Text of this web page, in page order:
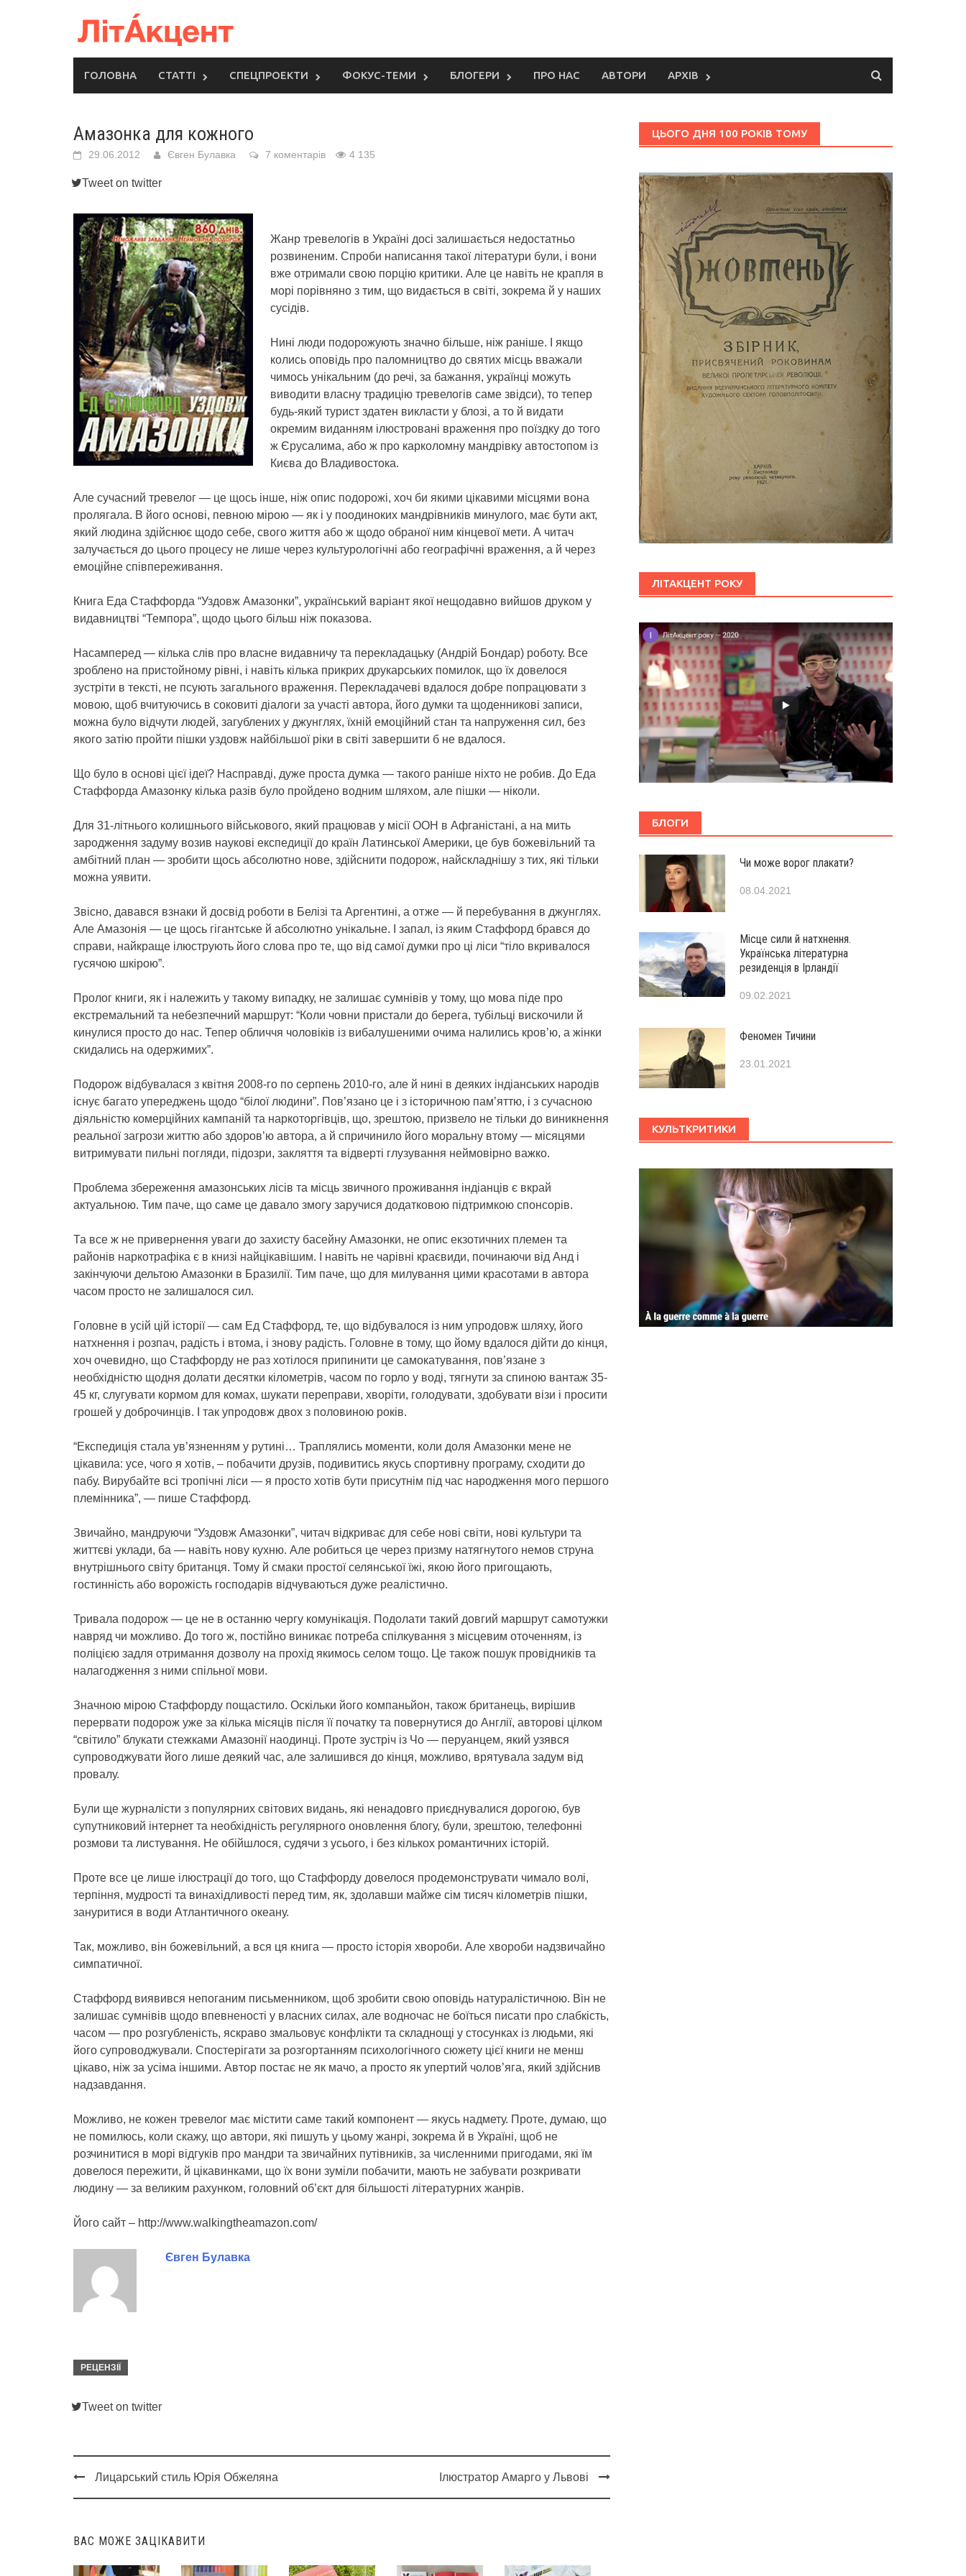
ГОЛОВНА СТАТТІ СПЕЦПРОЕКТИ ФОКУС-ТЕМИ БЛОГЕРИ ПРО НАС АВТОРИ АРХІВ
Амазонка для кожного
29.06.2012 Євген Булавка 7 коментарів 4 135
Tweet on twitter
Жанр тревелогів в Україні досі залишається недостатньо
розвиненим. Спроби написання такої літератури були, і вони
вже отримали свою порцію критики. Але це навіть не крапля в
морі порівняно з тим, що видається в світі, зокрема й у наших
сусідів.
Нині люди подорожують значно більше, ніж раніше. І якщо
колись оповідь про паломництво до святих місць вважали
чимось унікальним (до речі, за бажання, українці можуть
виводити власну традицію тревелогів саме звідси), то тепер
будь-який турист здатен викласти у блозі, а то й видати
окремим виданням ілюстровані враження про поїздку до того
ж Єрусалима, або ж про карколомну мандрівку автостопом із
Києва до Владивостока.
Але сучасний тревелог — це щось інше, ніж опис подорожі, хоч би якими цікавими місцями вона
пролягала. В його основі, певною мірою — як і у поодиноких мандрівників минулого, має бути акт,
який людина здійснює щодо себе, свого життя або ж щодо обраної ним кінцевої мети. А читач
залучається до цього процесу не лише через культурологічні або географічні враження, а й через
емоційне співпереживання.
Книга Еда Стаффорда “Уздовж Амазонки”, український варіант якої нещодавно вийшов друком у
видавництві “Темпора”, щодо цього більш ніж показова.
Насамперед — кілька слів про власне видавничу та перекладацьку (Андрій Бондар) роботу. Все
зроблено на пристойному рівні, і навіть кілька прикрих друкарських помилок, що їх довелося
зустріти в тексті, не псують загального враження. Перекладачеві вдалося добре попрацювати з
мовою, щоб вчитуючись в соковиті діалоги за участі автора, його думки та щоденникові записи,
можна було відчути людей, загублених у джунглях, їхній емоційний стан та напруження сил, без
якого затію пройти пішки уздовж найбільшої ріки в світі завершити б не вдалося.
Що було в основі цієї ідеї? Насправді, дуже проста думка — такого раніше ніхто не робив. До Еда
Стаффорда Амазонку кілька разів було пройдено водним шляхом, але пішки — ніколи.
Для 31-літнього колишнього військового, який працював у місії ООН в Афганістані, а на мить
зародження задуму возив наукові експедиції до країн Латинської Америки, це був божевільний та
амбітний план — зробити щось абсолютно нове, здійснити подорож, найскладнішу з тих, які тільки
можна уявити.
Звісно, давався взнаки й досвід роботи в Белізі та Аргентині, а отже — й перебування в джунглях.
Але Амазонія — це щось гігантське й абсолютно унікальне. І запал, із яким Стаффорд брався до
справи, найкраще ілюструють його слова про те, що від самої думки про ці ліси “тіло вкривалося
гусячою шкірою”.
Пролог книги, як і належить у такому випадку, не залишає сумнівів у тому, що мова піде про
екстремальний та небезпечний маршрут: “Коли човни пристали до берега, тубільці вискочили й
кинулися просто до нас. Тепер обличчя чоловіків із вибалушеними очима налились кров’ю, а жінки
скидались на одержимих”.
Подорож відбувалася з квітня 2008-го по серпень 2010-го, але й нині в деяких індіанських народів
існує багато упереджень щодо “білої людини”. Пов’язано це і з історичною пам’яттю, і з сучасною
діяльністю комерційних кампаній та наркоторгівців, що, зрештою, призвело не тільки до виникнення
реальної загрози життю або здоров’ю автора, а й спричинило його моральну втому — місяцями
витримувати пильні погляди, підозри, закляття та відверті глузування неймовірно важко.
Проблема збереження амазонських лісів та місць звичного проживання індіанців є вкрай
актуальною. Тим паче, що саме це давало змогу заручися додатковою підтримкою спонсорів.
Та все ж не привернення уваги до захисту басейну Амазонки, не опис екзотичних племен та
районів наркотрафіка є в книзі найцікавішим. І навіть не чарівні краєвиди, починаючи від Анд і
закінчуючи дельтою Амазонки в Бразилії. Тим паче, що для милування цими красотами в автора
часом просто не залишалося сил.
Головне в усій цій історії — сам Ед Стаффорд, те, що відбувалося із ним упродовж шляху, його
натхнення і розпач, радість і втома, і знову радість. Головне в тому, що йому вдалося дійти до кінця,
хоч очевидно, що Стаффорду не раз хотілося припинити це самокатування, пов’язане з
необхідністю щодня долати десятки кілометрів, часом по горло у воді, тягнути за спиною вантаж 35-
45 кг, слугувати кормом для комах, шукати переправи, хворіти, голодувати, здобувати візи і просити
грошей у доброчинців. І так упродовж двох з половиною років.
“Експедиція стала ув’язненням у рутині… Траплялись моменти, коли доля Амазонки мене не
цікавила: усе, чого я хотів, – побачити друзів, подивитись якусь спортивну програму, сходити до
пабу. Вирубайте всі тропічні ліси — я просто хотів бути присутнім під час народження мого першого
племінника”, — пише Стаффорд.
Звичайно, мандруючи “Уздовж Амазонки”, читач відкриває для себе нові світи, нові культури та
життєві уклади, ба — навіть нову кухню. Але робиться це через призму натягнутого немов струна
внутрішнього світу британця. Тому й смаки простої селянської їжі, якою його пригощають,
гостинність або ворожість господарів відчуваються дуже реалістично.
Тривала подорож — це не в останню чергу комунікація. Подолати такий довгий маршрут самотужки
навряд чи можливо. До того ж, постійно виникає потреба спілкування з місцевим оточенням, із
поліцією задля отримання дозволу на прохід якимось селом тощо. Це також пошук провідників та
налагодження з ними спільної мови.
Значною мірою Стаффорду пощастило. Оскільки його компаньйон, також британець, вирішив
перервати подорож уже за кілька місяців після її початку та повернутися до Англії, авторові цілком
“світило” блукати стежками Амазонії наодинці. Проте зустріч із Чо — перуанцем, який узявся
супроводжувати його лише деякий час, але залишився до кінця, можливо, врятувала задум від
провалу.
Були ще журналісти з популярних світових видань, які ненадовго приєднувалися дорогою, був
супутниковий інтернет та необхідність регулярного оновлення блогу, були, зрештою, телефонні
розмови та листування. Не обійшлося, судячи з усього, і без кількох романтичних історій.
Проте все це лише ілюстрації до того, що Стаффорду довелося продемонструвати чимало волі,
терпіння, мудрості та винахідливості перед тим, як, здолавши майже сім тисяч кілометрів пішки,
зануритися в води Атлантичного океану.
Так, можливо, він божевільний, а вся ця книга — просто історія хвороби. Але хвороби надзвичайно
симпатичної.
Стаффорд виявився непоганим письменником, щоб зробити свою оповідь натуралістичною. Він не
залишає сумнівів щодо впевненості у власних силах, але водночас не боїться писати про слабкість,
часом — про розгубленість, яскраво змальовує конфлікти та складнощі у стосунках із людьми, які
його супроводжували. Спостерігати за розгортанням психологічного сюжету цієї книги не менш
цікаво, ніж за усіма іншими. Автор постає не як мачо, а просто як упертий чолов’яга, який здійснив
надзавдання.
Можливо, не кожен тревелог має містити саме такий компонент — якусь надмету. Проте, думаю, що
не помилюсь, коли скажу, що автори, які пишуть у цьому жанрі, зокрема й в Україні, щоб не
розчинитися в морі відгуків про мандри та звичайних путівників, за численними пригодами, які їм
довелося пережити, й цікавинками, що їх вони зуміли побачити, мають не забувати розкривати
людину — за великим рахунком, головний об’єкт для більшості літературних жанрів.
Його сайт – http://www.walkingtheamazon.com/
Євген Булавка
РЕЦЕНЗІЇ
Tweet on twitter
Post
Лицарський стиль Юрія Обжеляна Ілюстратор Амарго у Львові
ВАС МОЖЕ ЗАЦІКАВИТИ
ЦЬОГО ДНЯ 100 РОКІВ ТОМУ
ЛІТАКЦЕНТ РОКУ
БЛОГИ
Чи може ворог плакати?
08.04.2021
Місце сили й натхнення.
Українська літературна
резиденція в Ірландії
09.02.2021
Феномен Тичини
23.01.2021
КУЛЬТКРИТИКИ